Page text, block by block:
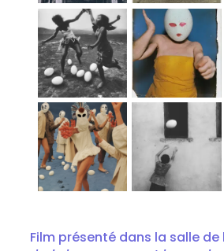
Film présenté dans la salle de